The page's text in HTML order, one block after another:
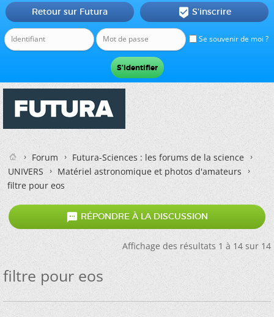
Se souvenir de moi ?
Retour sur Futura  S'inscrire
Forum
Futura-Sciences : les forums de la science
UNIVERS
Matériel astronomique et photos d'amateurs
filtre pour eos
 RÉPONDRE À LA DISCUSSION
Affichage des résultats 1 à 14 sur 14
filtre pour eos